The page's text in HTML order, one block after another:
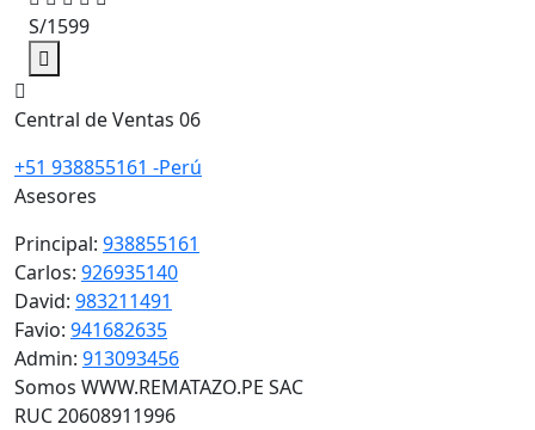
S/1599
Central de Ventas 06
+51 938855161 -Perú
Asesores
Principal: 938855161
Carlos: 926935140
David: 983211491
Favio: 941682635
Admin: 913093456
Somos WWW.REMATAZO.PE SAC
RUC 20608911996